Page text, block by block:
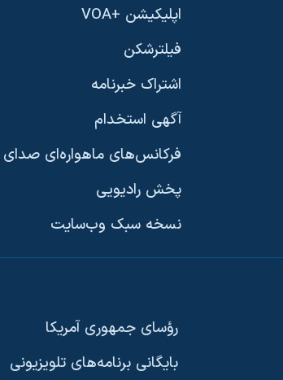
اپلیکیشن +VOA
فیلترشکن
اشتراک خبرنامه
آگهی استخدام
فرکانس‌های ماهواره‌ای صدای
پخش رادیویی
نسخه سبک وب‌سایت
رؤسای جمهوری آمریکا
بایگانی برنامه‌های تلویزیونی